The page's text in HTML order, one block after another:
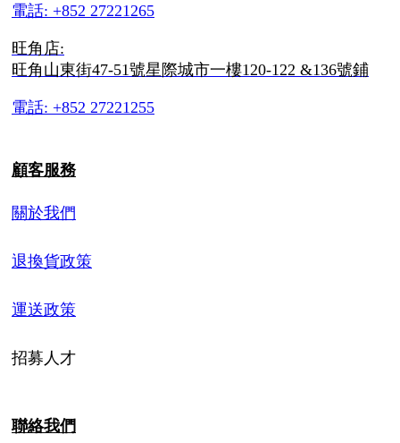
電話: +852 27221265
旺角店:
旺角山東街47-51號星際城市一樓120-122 &136號鋪
電話: +852 27221255
顧客服務
關於我們
退換貨政策
運送政策
招募人才
聯絡我們